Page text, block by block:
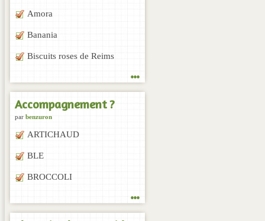
Amora
Banania
Biscuits roses de Reims
...
Accompagnement ?
par benzuron
ARTICHAUD
BLE
BROCCOLI
...